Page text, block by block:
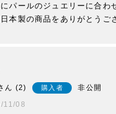
パールのジュエリーに合わ
本製の商品をありがとうご
2 購入者
非公開
11/08